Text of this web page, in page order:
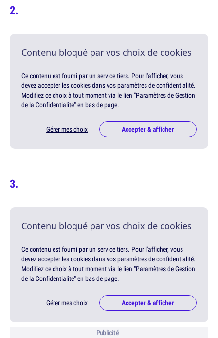
Contenu bloqué par vos choix de cookies
Ce contenu est fourni par un service tiers. Pour l'afficher, vous
devez accepter les cookies dans vos paramètres de confidentialité.
Modifiez ce choix à tout moment via le lien "Paramètres de Gestion
de la Confidentialité" en bas de page.
Gérer mes choix Accepter & afficher
Contenu bloqué par vos choix de cookies
Ce contenu est fourni par un service tiers. Pour l'afficher, vous
devez accepter les cookies dans vos paramètres de confidentialité.
Modifiez ce choix à tout moment via le lien "Paramètres de Gestion
de la Confidentialité" en bas de page.
Gérer mes choix Accepter & afficher
Publicité